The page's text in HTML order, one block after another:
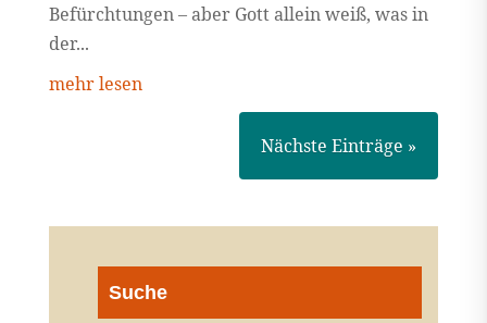
Befürchtungen – aber Gott allein weiß, was in
der...
mehr lesen
Nächste Einträge »
Suche